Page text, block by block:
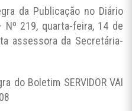
da Publicação no Diário
219, quarta-feira, 14 de
assessora da Secretária-
do Boletim SERVIDOR VAI